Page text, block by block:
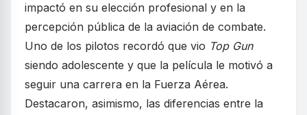
impactó en su elección profesional y en la
percepción pública de la aviación de combate.
Uno de los pilotos recordó que vio Top Gun
siendo adolescente y que la película le motivó a
seguir una carrera en la Fuerza Aérea.
Destacaron, asimismo, las diferencias entre la